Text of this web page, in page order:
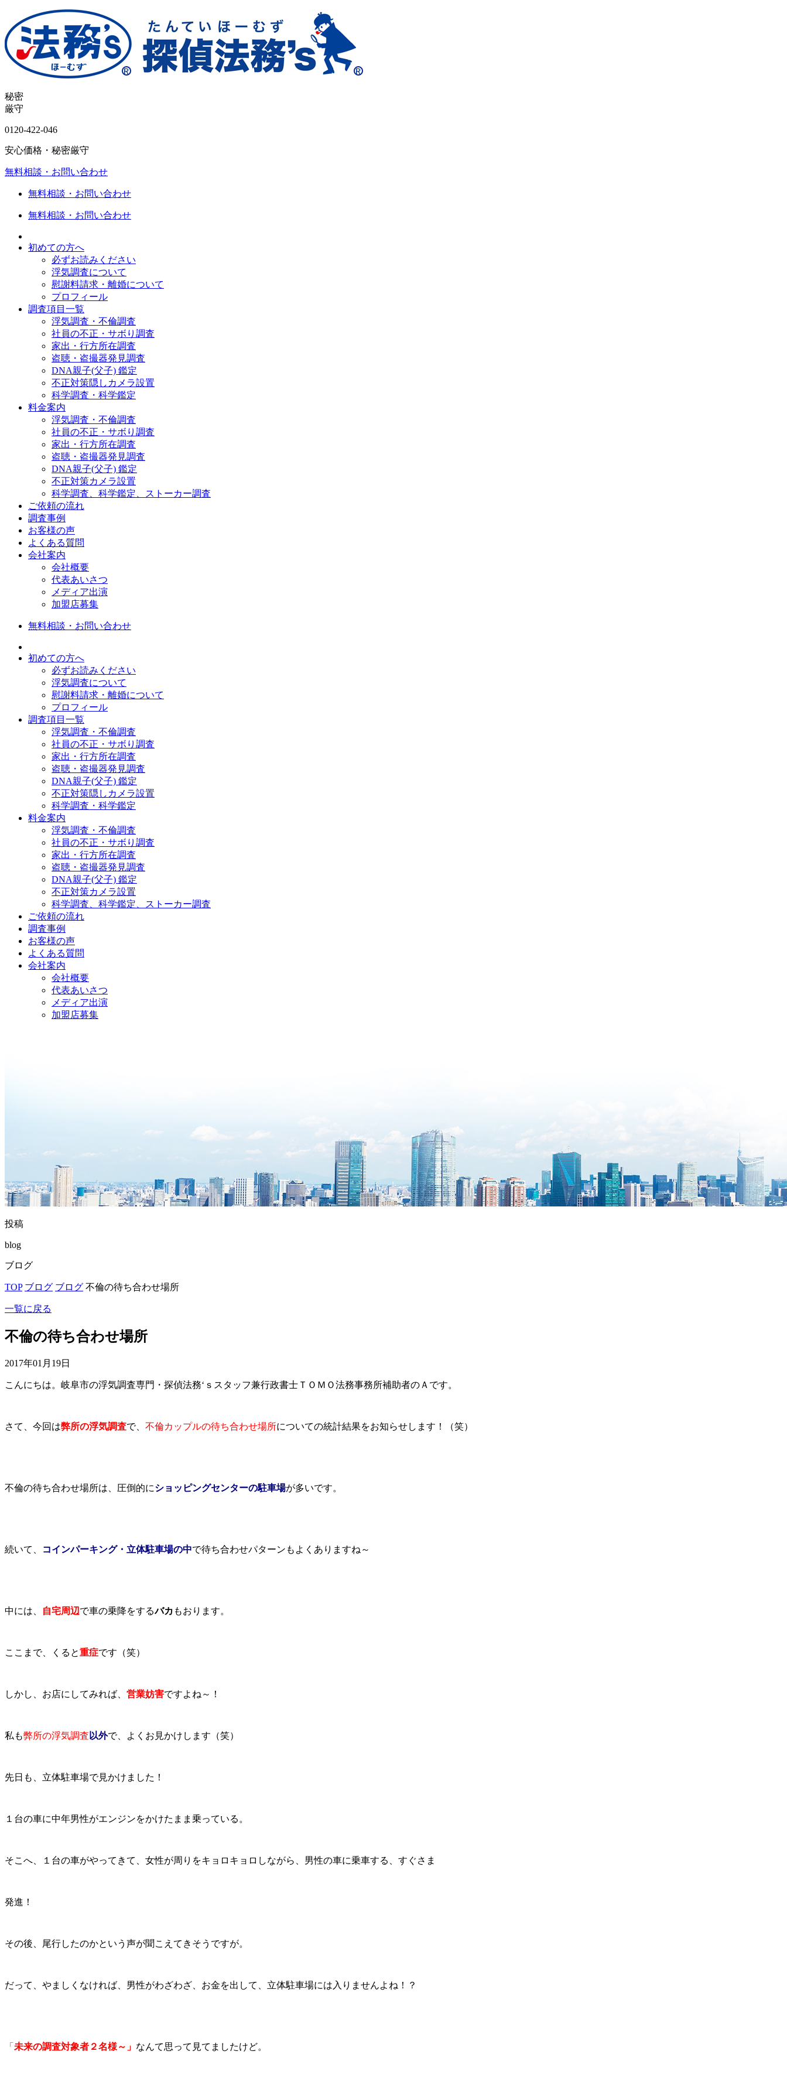
秘密
厳守
0120-422-046
安心価格・秘密厳守
無料相談・お問い合わせ
無料相談・お問い合わせ
無料相談・お問い合わせ
初めての方へ
必ずお読みください
浮気調査について
慰謝料請求・離婚について
プロフィール
調査項目一覧
浮気調査・不倫調査
社員の不正・サボり調査
家出・行方所在調査
盗聴・盗撮器発見調査
DNA親子(父子) 鑑定
不正対策隠しカメラ設置
科学調査・科学鑑定
料金案内
浮気調査・不倫調査
社員の不正・サボり調査
家出・行方所在調査
盗聴・盗撮器発見調査
DNA親子(父子) 鑑定
不正対策カメラ設置
科学調査、科学鑑定、ストーカー調査
ご依頼の流れ
調査事例
お客様の声
よくある質問
会社案内
会社概要
代表あいさつ
メディア出演
加盟店募集
無料相談・お問い合わせ
初めての方へ
必ずお読みください
浮気調査について
慰謝料請求・離婚について
プロフィール
調査項目一覧
浮気調査・不倫調査
社員の不正・サボり調査
家出・行方所在調査
盗聴・盗撮器発見調査
DNA親子(父子) 鑑定
不正対策隠しカメラ設置
科学調査・科学鑑定
料金案内
浮気調査・不倫調査
社員の不正・サボり調査
家出・行方所在調査
盗聴・盗撮器発見調査
DNA親子(父子) 鑑定
不正対策カメラ設置
科学調査、科学鑑定、ストーカー調査
ご依頼の流れ
調査事例
お客様の声
よくある質問
会社案内
会社概要
代表あいさつ
メディア出演
加盟店募集
投稿
blog
ブログ
TOP ブログ ブログ 不倫の待ち合わせ場所
一覧に戻る
不倫の待ち合わせ場所
2017年01月19日
こんにちは。岐阜市の浮気調査専門・探偵法務‘ｓスタッフ兼行政書士ＴＯＭＯ法務事務所補助者のＡです。
さて、今回は弊所の浮気調査で、 不倫カップルの待ち合わせ場所についての統計結果をお知らせします！（笑）
不倫の待ち合わせ場所は、圧倒的にショッピングセンターの駐車場が多いです。
続いて、 コインパーキング・立体駐車場の中で待ち合わせパターンもよくありますね～
中には、 自宅周辺で車の乗降をするバカ もおります。
ここまで、くると重症です（笑）
しかし、お店にしてみれば、 営業妨害ですよね～！
私も弊所の浮気調査 以外で、よくお見かけします（笑）
先日も、立体駐車場で見かけました！
１台の車に中年男性がエンジンをかけたまま乗っている。
そこへ、１台の車がやってきて、女性が周りをキョロキョロしながら、男性の車に乗車する、すぐさま
発進！
その後、尾行したのかという声が聞こえてきそうですが。
だって、やましくなければ、男性がわざわざ、お金を出して、立体駐車場には入りませんよね！？
「 未来の調査対象者２名様～」 なんて思って見てましたけど。